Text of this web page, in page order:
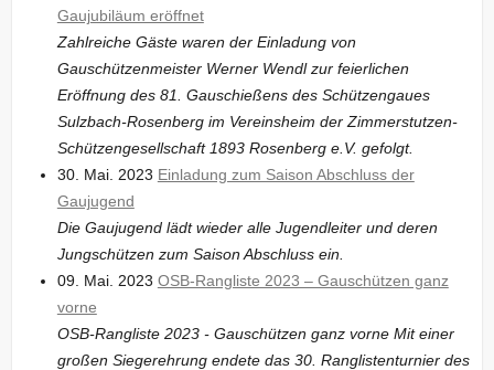
Gaujubiläum eröffnet
Zahlreiche Gäste waren der Einladung von
Gauschützenmeister Werner Wendl zur feierlichen
Eröffnung des 81. Gauschießens des Schützengaues
Sulzbach-Rosenberg im Vereinsheim der Zimmerstutzen-
Schützengesellschaft 1893 Rosenberg e.V. gefolgt.
30. Mai. 2023 Einladung zum Saison Abschluss der
Gaujugend
Die Gaujugend lädt wieder alle Jugendleiter und deren
Jungschützen zum Saison Abschluss ein.
09. Mai. 2023 OSB-Rangliste 2023 – Gauschützen ganz
vorne
OSB-Rangliste 2023 - Gauschützen ganz vorne Mit einer
großen Siegerehrung endete das 30. Ranglistenturnier des